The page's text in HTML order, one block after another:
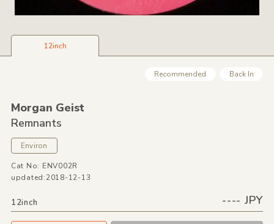
12inch
Recommended Back In
Morgan Geist
Remnants
Environ
Cat No: ENV002R
updated:2018-12-13
12inch ---- JPY